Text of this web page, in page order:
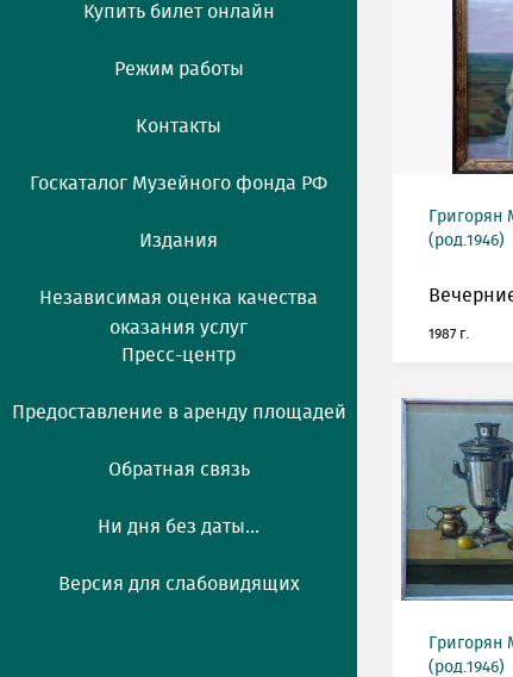
Купить билет онлайн
Режим работы
Контакты
Госкаталог Музейного фонда РФ
Издания
Независимая оценка качества
оказания услуг
Пресс-центр
Предоставление в аренду площадей
Обратная связь
Ни дня без даты...
Версия для слабовидящих
(род.1946)
1987 г.
(род.1946)